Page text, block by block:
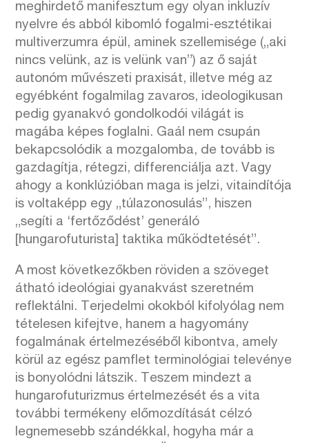
meghirdető manifesztum egy olyan inkluzív
nyelvre és abból kibomló fogalmi-esztétikai
multiverzumra épül, aminek szellemisége („aki
nincs velünk, az is velünk van”) az ő saját
autonóm művészeti praxisát, illetve még az
egyébként fogalmilag zavaros, ideologikusan
pedig gyanakvó gondolkodói világát is
magába képes foglalni. Gaál nem csupán
bekapcsolódik a mozgalomba, de tovább is
gazdagítja, rétegzi, differenciálja azt. Vagy
ahogy a konklúzióban maga is jelzi, vitaindítója
is voltaképp egy „túlazonosulás”, hiszen
„segíti a ‘fertőződést’ generáló
[hungarofuturista] taktika működtetését”.
A most következőkben röviden a szöveget
átható ideológiai gyanakvást szeretném
reflektálni. Terjedelmi okokból kifolyólag nem
tételesen kifejtve, hanem a hagyomány
fogalmának értelmezéséből kibontva, amely
körül az egész pamflet terminológiai televénye
is bonyolódni látszik. Teszem mindezt a
hungarofuturizmus értelmezését és a vita
további termékeny előmozdítását célzó
legnemesebb szándékkal, hogyha már a